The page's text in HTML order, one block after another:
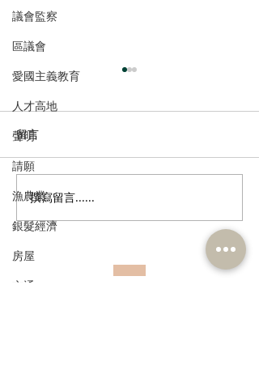
議會監察
區議會
愛國主義教育
人才高地
聲明
請願
漁農業
銀髮經濟
房屋
交通
張培剛歡迎東九龍智慧綠
色運輸系統招標，盼預留
留言
撰寫留言......